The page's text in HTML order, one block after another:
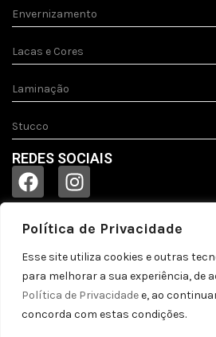
Política de Privacidade
Esse site utiliza cookies e outras
para melhorar a sua experiência, de
Política de Privacidadee, ao
concorda com estas condições.
Envernizamento
Lacas e Cores
Laminação
Stucco
REDES SOCIAIS
© 2023 Acquila.Todos os
Política de
by pontozap